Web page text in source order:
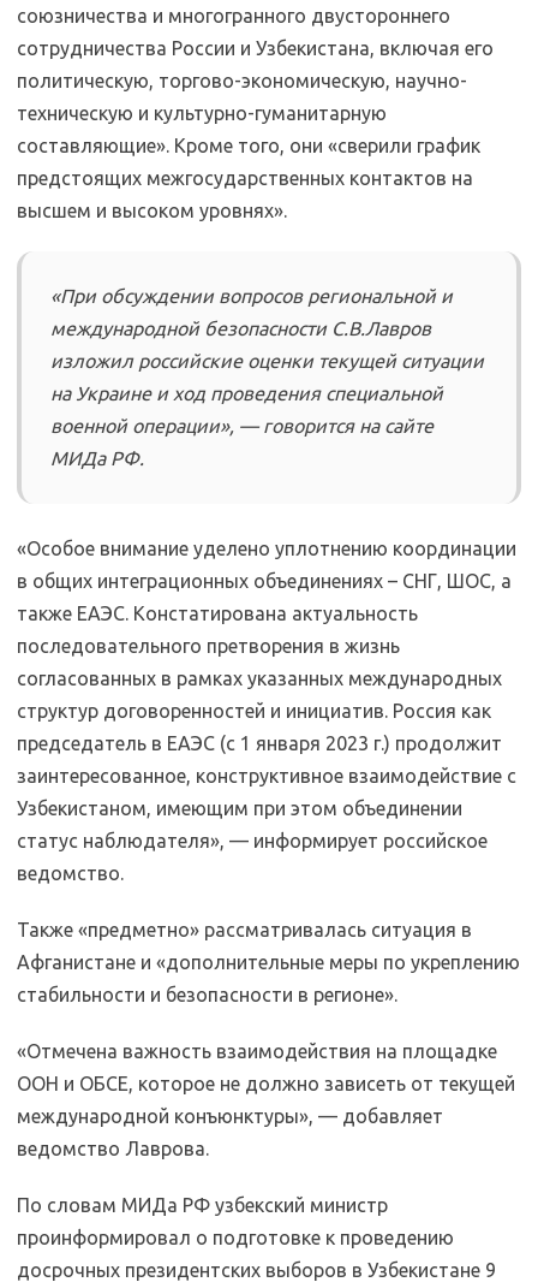
союзничества и многогранного двустороннего
сотрудничества России и Узбекистана, включая его
политическую, торгово-экономическую, научно-
техническую и культурно-гуманитарную
составляющие». Кроме того, они «сверили график
предстоящих межгосударственных контактов на
высшем и высоком уровнях».
«При обсуждении вопросов региональной и
международной безопасности С.В.Лавров
изложил российские оценки текущей ситуации
на Украине и ход проведения специальной
военной операции», — говорится на сайте
МИДа РФ.
«Особое внимание уделено уплотнению координации
в общих интеграционных объединениях – СНГ, ШОС, а
также ЕАЭС. Констатирована актуальность
последовательного претворения в жизнь
согласованных в рамках указанных международных
структур договоренностей и инициатив. Россия как
председатель в ЕАЭС (с 1 января 2023 г.) продолжит
заинтересованное, конструктивное взаимодействие с
Узбекистаном, имеющим при этом объединении
статус наблюдателя», — информирует российское
ведомство.
Также «предметно» рассматривалась ситуация в
Афганистане и «дополнительные меры по укреплению
стабильности и безопасности в регионе».
«Отмечена важность взаимодействия на площадке
ООН и ОБСЕ, которое не должно зависеть от текущей
международной конъюнктуры», — добавляет
ведомство Лаврова.
По словам МИДа РФ узбекский министр
проинформировал о подготовке к проведению
досрочных президентских выборов в Узбекистане 9